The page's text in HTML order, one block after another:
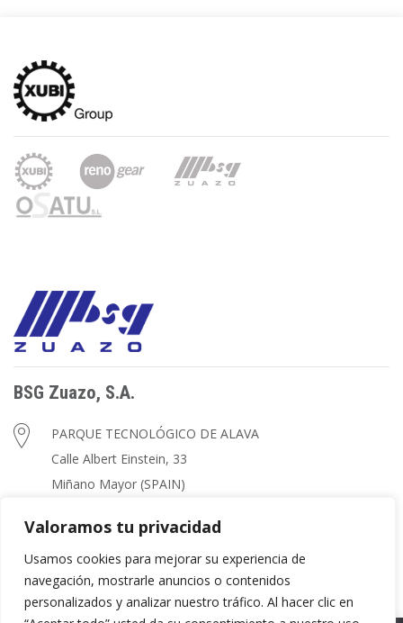
Valoramos tu privacidad
Usamos cookies para mejorar su experiencia de
navegación, mostrarle anuncios o contenidos
personalizados y analizar nuestro tráfico. Al hacer clic en
BSG Zuazo, S.A.
PARQUE TECNOLÓGICO DE ALAVA
Calle Albert Einstein, 33
Miñano Mayor (SPAIN)
+34 945 260 739
zuazo@zuazo.net